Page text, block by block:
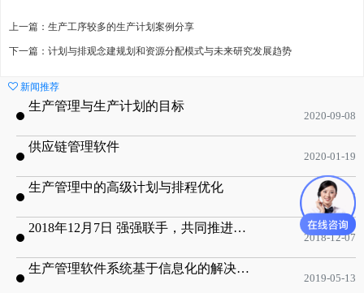
上一篇：生产工序较多的生产计划案例分享
下一篇：计划与排观念建规划和资源分配模式与未来研究发展趋势
新闻推荐
生产管理与生产计划的目标
2020-09-08
供应链管理软件
2020-01-19
生产管理中的高级计划与排程优化
2019-05-16
2018年12月7日 强强联手，共同推进电子器件领域APS应用典范 风华高科生产自动化工业互联网应用项目-APS项目启动会
2018-12-07
生产管理软件系统基于信息化的解决方案
2019-05-13